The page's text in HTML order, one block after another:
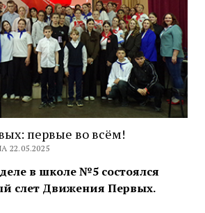
первые во всём!
22.05.2025
в школе №5 состоялся
слет Движения Первых.